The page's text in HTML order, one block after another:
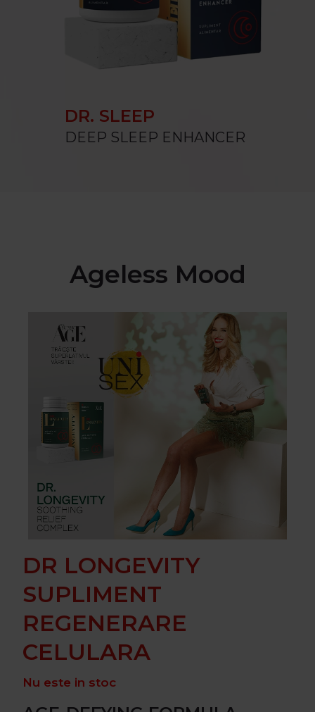
DR. SLEEP
DEEP SLEEP ENHANCER
Ageless Mood
DR LONGEVITY
SUPLIMENT
REGENERARE
CELULARA
Nu este in stoc